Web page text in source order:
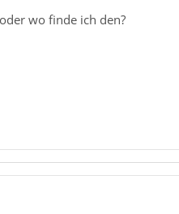
wo finde ich den?